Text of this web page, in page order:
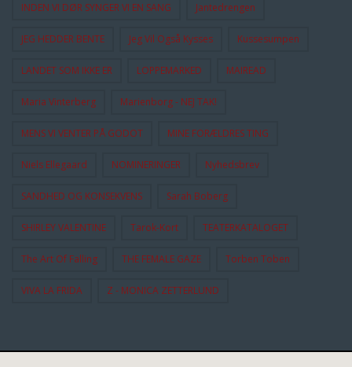
INDEN VI DØR SYNGER VI EN SANG Jantedrengen
JEG HEDDER BENTE Jeg Vil Også Kysses Kussesumpen
LANDET SOM IKKE ER LOPPEMARKED MAIREAD
Maria Vinterberg Marienborg - NEJ TAK!
MENS VI VENTER PÅ GODOT MINE FORÆLDRES TING
Niels Ellegaard NOMINERINGER Nyhedsbrev
SANDHED OG KONSEKVENS Sarah Boberg
SHIRLEY VALENTINE Tarok-Kort TEATERKATALOGET
The Art Of Falling THE FEMALE GAZE Torben Toben
VIVA LA FRIDA Z - MONICA ZETTERLUND